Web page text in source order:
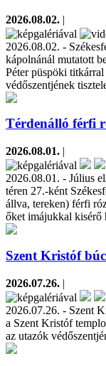
2026.08.02. |
2026.08.02. -
kápolnánál mutatott
Péter püspöki titkárral
védőszentjének
Térdenálló férfi
2026.08.01. |
2026.08.01. - Július
téren 27.-ként
állva, tereken) férfi
őket imájukkal kisérő
Szent Kristóf
2026.07.26. |
2026.07.26. - Szent
a Szent Kristóf
az utazók